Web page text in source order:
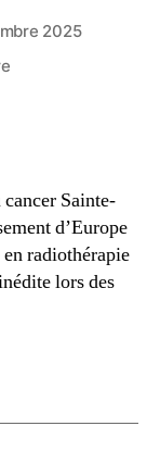
2025
Sainte-
d’Europe
radiothérapie
lors des